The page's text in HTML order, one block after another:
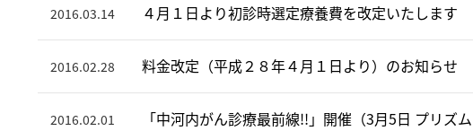
2016.03.14 ４月１日より初診時選定療養費を改定いたします
2016.02.28 料金改定（平成２８年４月１日より）のお知らせ
2016.02.01 「中河内がん診療最前線!!」開催（3月5日 プリズ